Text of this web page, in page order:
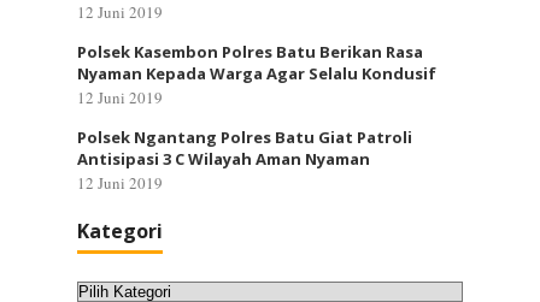
12 Juni 2019
Polsek Kasembon Polres Batu Berikan Rasa
Nyaman Kepada Warga Agar Selalu Kondusif
12 Juni 2019
Polsek Ngantang Polres Batu Giat Patroli
Antisipasi 3 C Wilayah Aman Nyaman
12 Juni 2019
Kategori
Kategori